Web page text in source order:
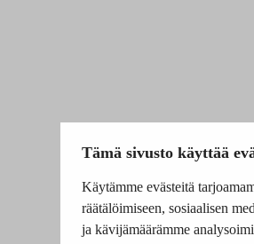
Tämä sivusto käyttää
Käytämme evästeitä
räätälöimiseen, sosiaalisen
ja kävijämäärämme